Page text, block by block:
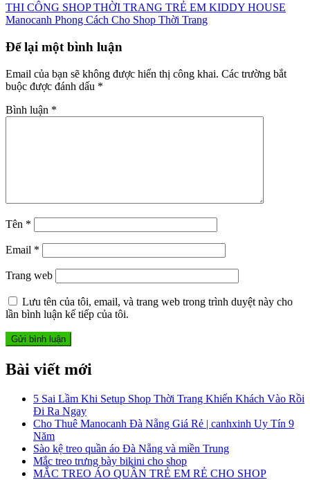
Điều
hướng
bài
viết
THI CÔNG SHOP THỜI TRANG TRẺ EM KIDDY HOUSE
Manocanh Phong Cách Cho Shop Thời Trang
Để lại một bình luận
Email của bạn sẽ không được hiển thị công khai. Các trường bắt
buộc được đánh dấu *
Bình luận *
Tên *
Email *
Trang web
Lưu tên của tôi, email, và trang web trong trình duyệt này cho
lần bình luận kế tiếp của tôi.
Bài viết mới
5 Sai Lầm Khi Setup Shop Thời Trang Khiến Khách Vào Rồi
Đi Ra Ngay
Cho Thuê Manocanh Đà Nẵng Giá Rẻ | canhxinh Uy Tín 9
Năm
Sào kệ treo quần áo Đà Nẵng và miền Trung
Mắc treo trưng bày bikini cho shop
MẮC TREO ÁO QUẦN TRẺ EM RẺ CHO SHOP